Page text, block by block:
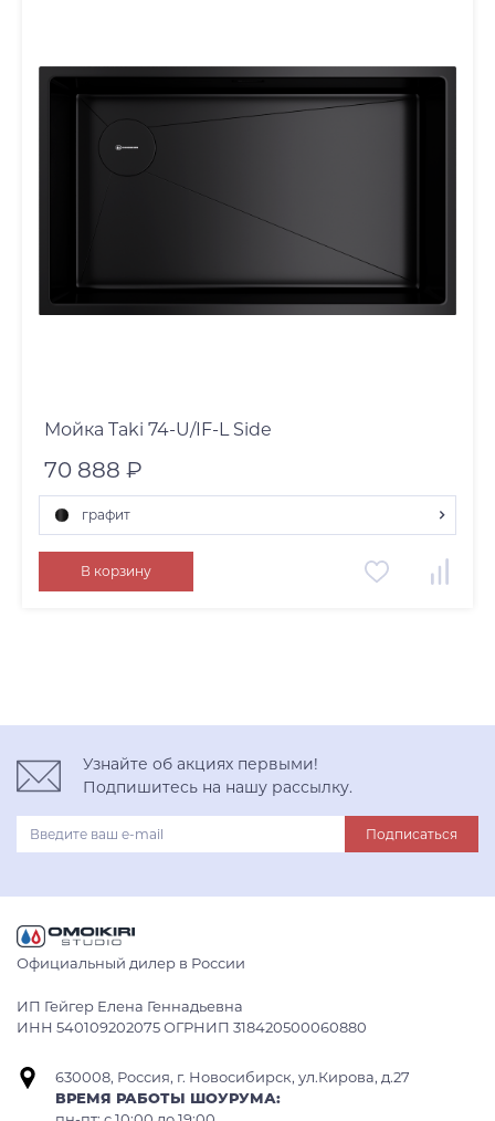
Мойка Taki 74-U/IF-L Side
70 888 ₽
графит
графит
нержавеющая сталь
В корзину
Узнайте об акциях первыми!
Подпишитесь на нашу рассылку.
Подписаться
Официальный дилер в России
ИП Гейгер Елена Геннадьевна
ИНН 540109202075 ОГРНИП 318420500060880
630008, Россия, г. Новосибирск, ул.Кирова, д.27
ВРЕМЯ РАБОТЫ ШОУРУМА: